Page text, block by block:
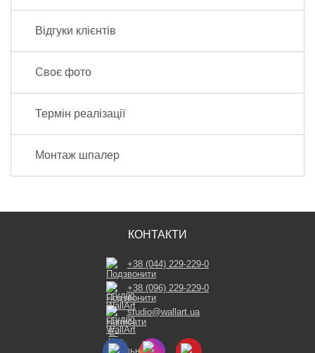
Відгуки клієнтів
Своє фото
Термін реалізації
Монтаж шпалер
КОНТАКТИ
+38 (044) 229-229-0
+38 (096) 229-229-0
studio@wallart.ua